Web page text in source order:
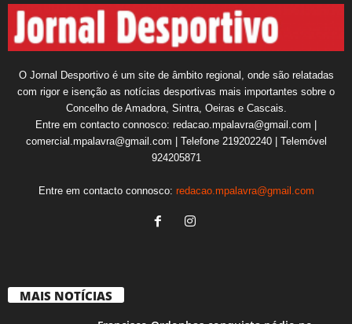
O Jornal Desportivo é um site de âmbito regional, onde são relatadas
com rigor e isenção as notícias desportivas mais importantes sobre o
Concelho de Amadora, Sintra, Oeiras e Cascais.
Entre em contacto connosco: redacao.mpalavra@gmail.com |
comercial.mpalavra@gmail.com | Telefone 219202240 | Telemóvel
924205871
Entre em contacto connosco: redacao.mpalavra@gmail.com
MAIS NOTÍCIAS